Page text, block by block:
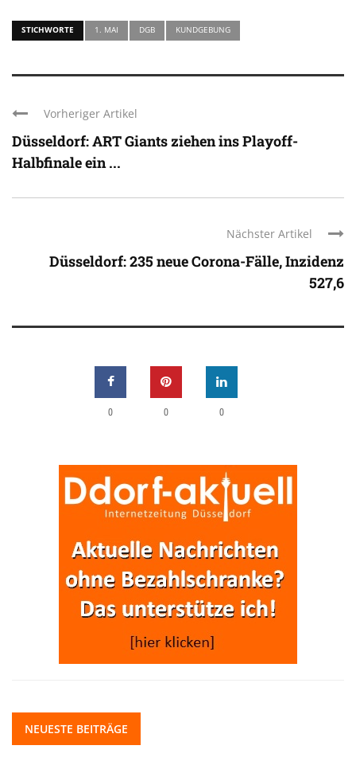
STICHWORTE 1. MAI DGB KUNDGEBUNG
Vorheriger Artikel
Düsseldorf: ART Giants ziehen ins Playoff-
Halbfinale ein ...
Nächster Artikel
Düsseldorf: 235 neue Corona-Fälle, Inzidenz
527,6
0 0 0
NEUESTE BEITRÄGE